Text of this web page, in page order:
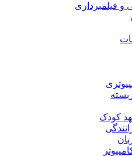
و فیلمبرداری
کودک